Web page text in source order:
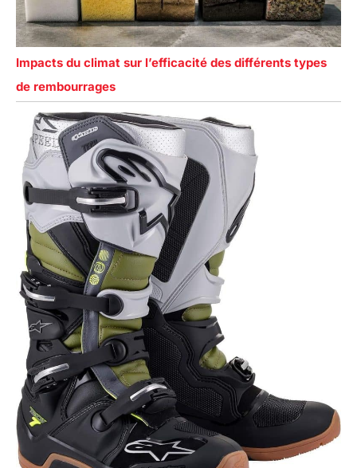
Impacts du climat sur l’efficacité des différents types
de rembourrages